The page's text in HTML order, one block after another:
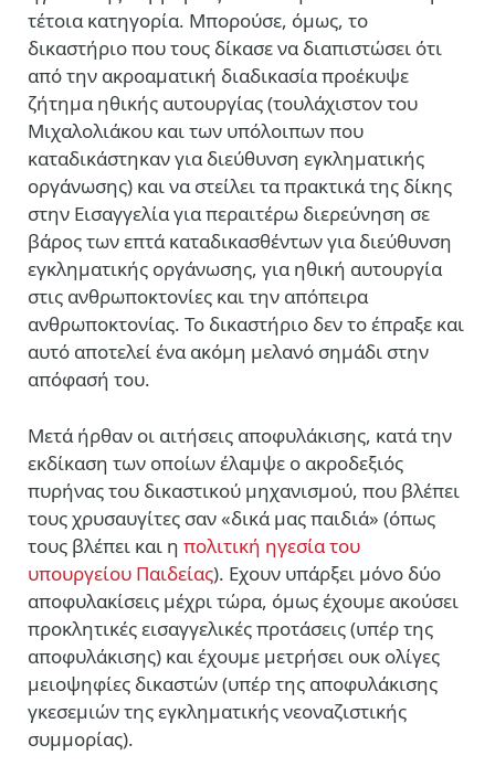
τέτοια κατηγορία. Μπορούσε, όμως, το
δικαστήριο που τους δίκασε να διαπιστώσει ότι
από την ακροαματική διαδικασία προέκυψε
ζήτημα ηθικής αυτουργίας (τουλάχιστον του
Μιχαλολιάκου και των υπόλοιπων που
καταδικάστηκαν για διεύθυνση εγκληματικής
οργάνωσης) και να στείλει τα πρακτικά της δίκης
στην Εισαγγελία για περαιτέρω διερεύνηση σε
βάρος των επτά καταδικασθέντων για διεύθυνση
εγκληματικής οργάνωσης, για ηθική αυτουργία
στις ανθρωποκτονίες και την απόπειρα
ανθρωποκτονίας. Το δικαστήριο δεν το έπραξε και
αυτό αποτελεί ένα ακόμη μελανό σημάδι στην
απόφασή του.
Μετά ήρθαν οι αιτήσεις αποφυλάκισης, κατά την
εκδίκαση των οποίων έλαμψε ο ακροδεξιός
πυρήνας του δικαστικού μηχανισμού, που βλέπει
τους χρυσαυγίτες σαν «δικά μας παιδιά» (όπως
τους βλέπει και η πολιτική ηγεσία του
υπουργείου Παιδείας). Εχουν υπάρξει μόνο δύο
αποφυλακίσεις μέχρι τώρα, όμως έχουμε ακούσει
προκλητικές εισαγγελικές προτάσεις (υπέρ της
αποφυλάκισης) και έχουμε μετρήσει ουκ ολίγες
μειοψηφίες δικαστών (υπέρ της αποφυλάκισης
γκεσεμιών της εγκληματικής νεοναζιστικής
συμμορίας).